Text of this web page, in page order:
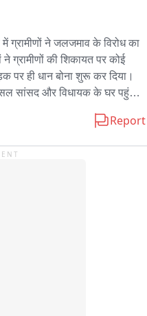
की घटना हुई है. लगभग एक साल
प्रभारी कुंदन कुमार ने बताया कि
प्राप्त हुई है. घटनास्थल की
सूत्रों के माध्यम से मामले के उद्भेदन
में ग्रामीणों ने जलजमाव के विरोध का
ग्रामीणों की शिकायत पर कोई
पर ही धान बोना शुरू कर दिया।
सांसद और विधायक के घर पहुंचा
ने यह पहल की है। वुडको ने
गंदा पानी बहने से महिलाओं और
Report